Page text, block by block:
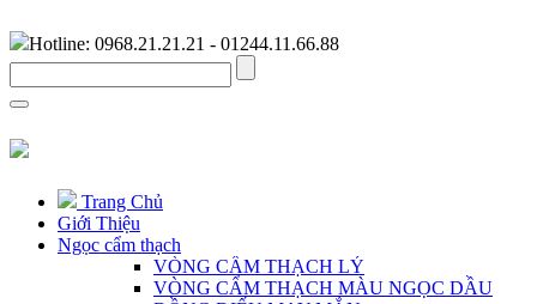
Hotline: 0968.21.21.21 - 01244.11.66.88
Trang Chủ
Giới Thiệu
Ngọc cẩm thạch
VÒNG CẨM THẠCH LÝ
VÒNG CẨM THẠCH MÀU NGỌC DẦU